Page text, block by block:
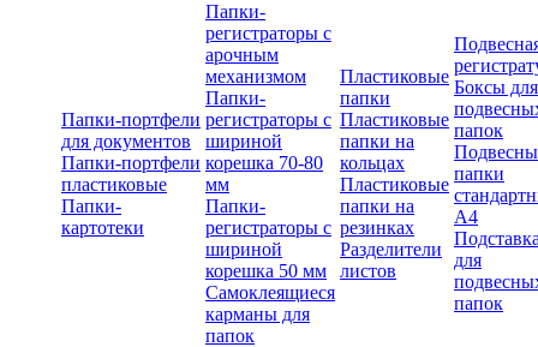
Папки-портфели
для документов
Папки-портфели
пластиковые
Папки-
картотеки
Папки-
регистраторы с
арочным
механизмом
Папки-
регистраторы с
шириной
корешка 70-80
мм
Папки-
регистраторы с
шириной
корешка 50 мм
Самоклеящиеся
карманы для
папок
Пластиковые
папки
Пластиковые
папки на
кольцах
Пластиковые
папки на
резинках
Разделители
листов
Боксы для
папок
папки
А4
для
папок